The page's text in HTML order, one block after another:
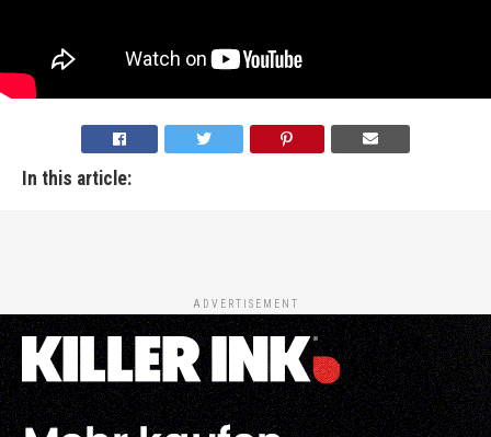
In this article:
ADVERTISEMENT